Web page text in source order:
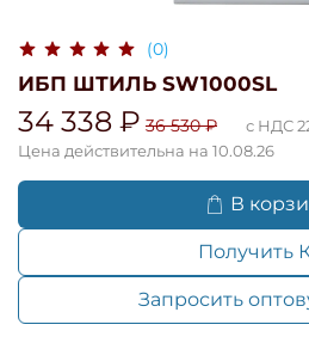
(0)
ИБП ШТИЛЬ SW1000SL
34 338 ₽ 36 530 ₽
с НДС
Цена действительна на 10.08.26
В
Получить
Запросить